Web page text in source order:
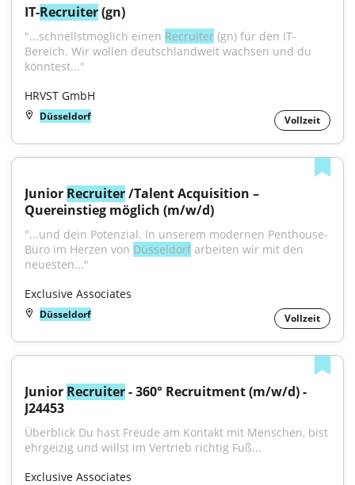
IT-Recruiter (gn)
"...schnellstmöglich einen Recruiter (gn) für den IT-
Bereich. Wir wollen deutschlandweit wachsen und du
könntest..."
HRVST GmbH
Düsseldorf Vollzeit
Junior Recruiter /Talent Acquisition –
Quereinstieg möglich (m/w/d)
"...und dein Potenzial. In unserem modernen Penthouse-
Büro im Herzen von Düsseldorf arbeiten wir mit den
neuesten..."
Exclusive Associates
Düsseldorf Vollzeit
Junior Recruiter - 360° Recruitment (m/w/d) -
J24453
Überblick Du hast Freude am Kontakt mit Menschen, bist
ehrgeizig und willst im Vertrieb richtig Fuß...
Exclusive Associates